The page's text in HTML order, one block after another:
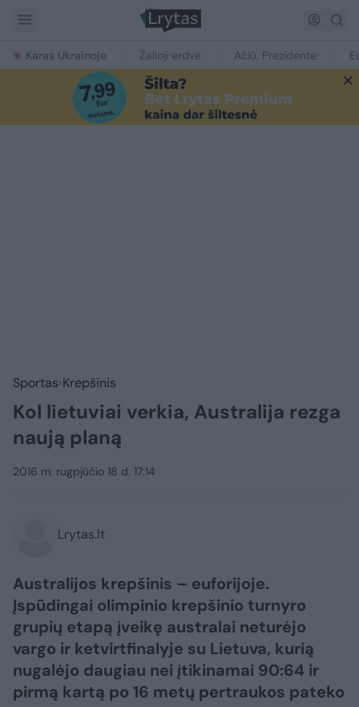
Karas Ukrainoje Žalioji erdvė Ačiū, Prezidente
Sportas Krepšinis
Kol lietuviai verkia, Australija rezga
naują planą
2016 m. rugpjūčio 18 d. 17:14
Lrytas.lt
Australijos krepšinis – euforijoje.
Įspūdingai olimpinio krepšinio turnyro
grupių etapą įveikę australai neturėjo
vargo ir ketvirtfinalyje su Lietuva, kurią
nugalėjo daugiau nei įtikinamai 90:64 ir
pirmą kartą po 16 metų pertraukos pateko